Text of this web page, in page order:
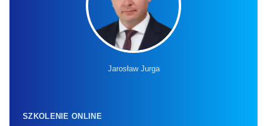
Jarosław Jurga
SZKOLENIE ONLINE